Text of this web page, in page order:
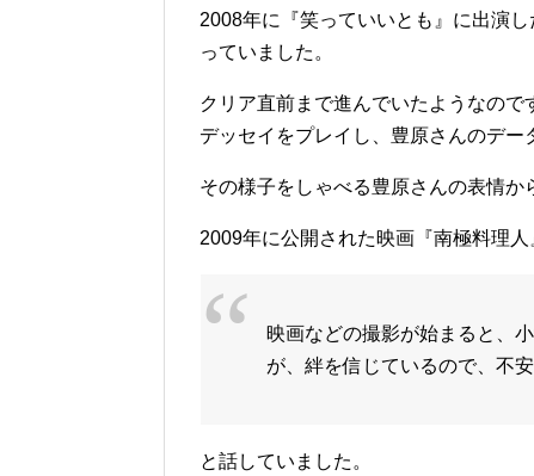
2008年に『笑っていいとも』に出演
っていました。
クリア直前まで進んでいたようなの
デッセイをプレイし、豊原さんのデー
その様子をしゃべる豊原さんの表情か
2009年に公開された映画『南極料理
映画などの撮影が始まると、
が、絆を信じているので、不
と話していました。